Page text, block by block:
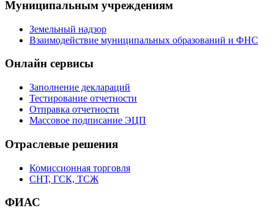
Муниципальным учреждениям
Земельный надзор
Взаимодействие муниципальных образований и ФНС
Онлайн сервисы
Заполнение деклараций
Тестирование отчетности
Отправка отчетности
Массовое подписание ЭЦП
Отраслевые решения
Комиссионная торговля
СНТ, ГСК, ТСЖ
ФИАС